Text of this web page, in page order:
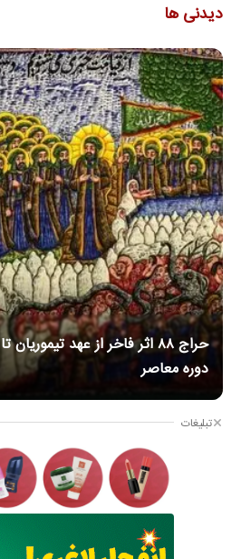
دیدنی ها
حراج ۸۸ اثر فاخر از عهد تیموریان تا
دوره معاصر
تبلیغات